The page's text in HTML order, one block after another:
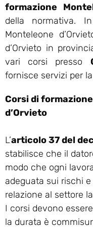
formazione
della normativa.
Monteleone
d’Orvieto in
vari corsi presso
fornisce servizi per
Corsi di
d’Orvieto
L’articolo 37 del
stabilisce che il
modo che ogni
adeguata sui rischi
relazione al settore
I corsi devono
la durata è